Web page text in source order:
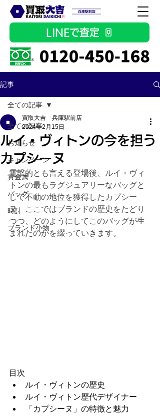
LINEで査定
記事
全ての記事
お知らせ
キャンペーン
貴金属
バッグ
時計
ブランド小物
全ての記事
ルイ・ヴィトンの今を担う
カプシーヌ
買取大吉 兵庫駅前店
2024年2月15日
電撃的とも言える登場後、ルイ・ヴィ
トンの最もラグジュアリーなバッグと
して不動の地位を獲得したカプシー
ヌ、ここではブランドの歴史をたどり
つつ、どのようにしてこのバッグが生
まれたのかを綴っていきます。
目次
ルイ・ヴィトンの歴史
ルイ・ヴィトン歴代デザイナー
「カプシーヌ」の特徴と魅力